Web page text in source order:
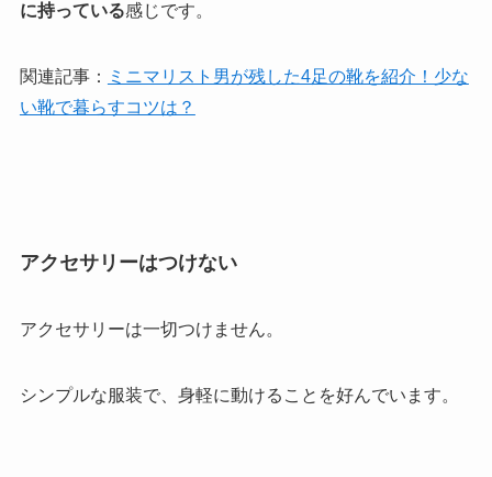
に持っている感じです。
関連記事：
ミニマリスト男が残した4足の靴を紹介！少な
い靴で暮らすコツは？
アクセサリーはつけない
アクセサリーは一切つけません。
シンプルな服装で、身軽に動けることを好んでいます。